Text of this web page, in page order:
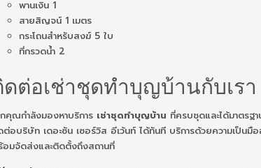
พานเงิน 1
สายสิญจน์ 1 เมตร
กระโถนสำหรับสงฆ์ 5 ใบ
ที่กรวดน้ำ 2
ต่อเช่าชุดทำบุญบ้านกับเรา
คุณกำลังมองหาบริการ เช่าชุดทำบุญบ้าน ที่ครบชุดและได้มาตรฐา
อบริษัท เดอะซัน เซอร์วิส อีเว้นท์ ได้ทันที บริการด้วยความเป็นมื
มจัดส่งและติดตั้งถึงสถานที่